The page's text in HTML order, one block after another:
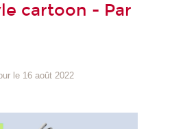
cartoon - Par
le 16 août 2022